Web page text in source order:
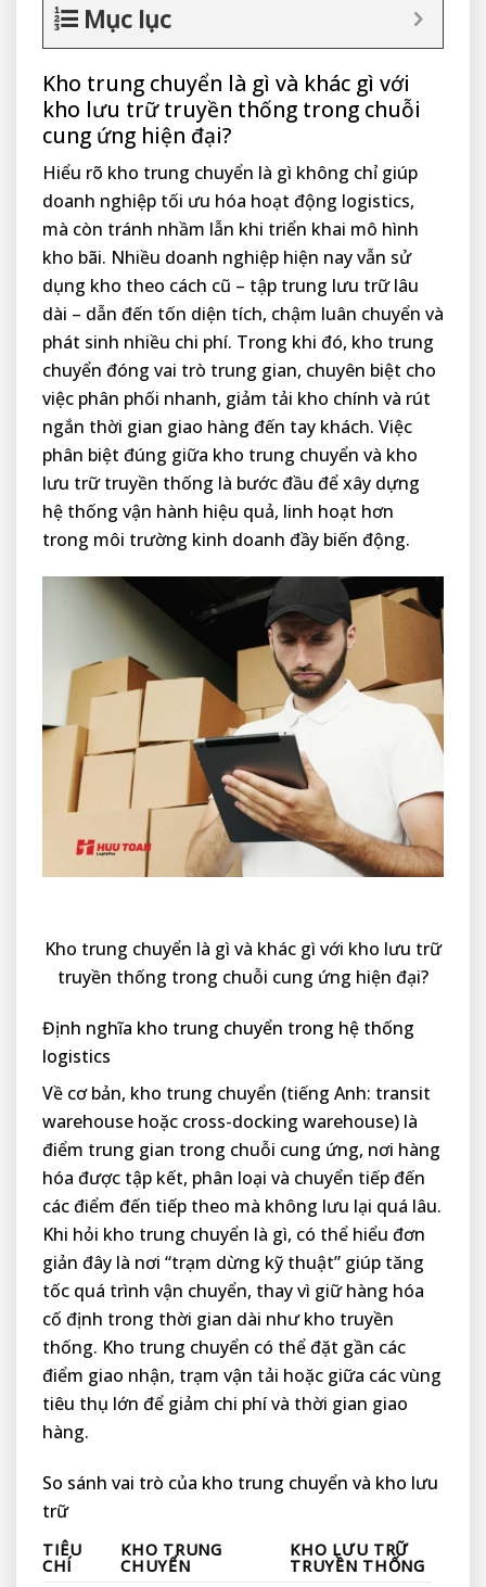
Mục lục
Kho trung chuyển là gì và khác gì với
kho lưu trữ truyền thống trong chuỗi
cung ứng hiện đại?
Hiểu rõ kho trung chuyển là gì không chỉ giúp
doanh nghiệp tối ưu hóa hoạt động logistics,
mà còn tránh nhầm lẫn khi triển khai mô hình
kho bãi. Nhiều doanh nghiệp hiện nay vẫn sử
dụng kho theo cách cũ – tập trung lưu trữ lâu
dài – dẫn đến tốn diện tích, chậm luân chuyển và
phát sinh nhiều chi phí. Trong khi đó, kho trung
chuyển đóng vai trò trung gian, chuyên biệt cho
việc phân phối nhanh, giảm tải kho chính và rút
ngắn thời gian giao hàng đến tay khách. Việc
phân biệt đúng giữa kho trung chuyển và kho
lưu trữ truyền thống là bước đầu để xây dựng
hệ thống vận hành hiệu quả, linh hoạt hơn
trong môi trường kinh doanh đầy biến động.
Kho trung chuyển là gì và khác gì với kho lưu trữ
truyền thống trong chuỗi cung ứng hiện đại?
Định nghĩa kho trung chuyển trong hệ thống
logistics
Về cơ bản, kho trung chuyển (tiếng Anh: transit
warehouse hoặc cross-docking warehouse) là
điểm trung gian trong chuỗi cung ứng, nơi hàng
hóa được tập kết, phân loại và chuyển tiếp đến
các điểm đến tiếp theo mà không lưu lại quá lâu.
Khi hỏi kho trung chuyển là gì, có thể hiểu đơn
giản đây là nơi “trạm dừng kỹ thuật” giúp tăng
tốc quá trình vận chuyển, thay vì giữ hàng hóa
cố định trong thời gian dài như kho truyền
thống. Kho trung chuyển có thể đặt gần các
điểm giao nhận, trạm vận tải hoặc giữa các vùng
tiêu thụ lớn để giảm chi phí và thời gian giao
hàng.
So sánh vai trò của kho trung chuyển và kho lưu
trữ
TIÊU
CHÍ
KHO TRUNG
CHUYỂN
KHO LƯU TRỮ
TRUYỀN THỐNG